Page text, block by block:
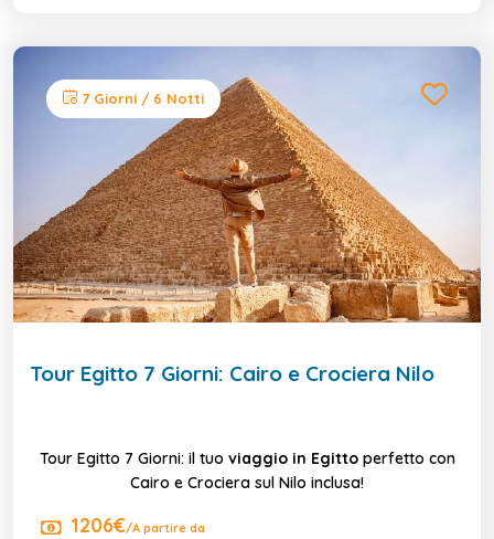
7 Giorni / 6 Notti
Tour Egitto 7 Giorni: Cairo e Crociera Nilo
Tour Egitto 7 Giorni: il tuo viaggio in Egittoperfetto con
Cairo e Crociera sul Nilo inclusa!
1206€/A partire da